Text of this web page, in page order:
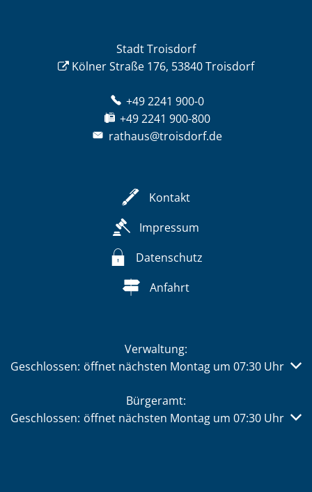
Stadt Troisdorf
Kölner Straße 176, 53840 Troisdorf
+49 2241 900-0
+49 2241 900-800
rathaus@troisdorf.de
Kontakt
Impressum
Datenschutz
Anfahrt
Verwaltung:
Klicken, um weitere Öffnungs- oder Schließzeiten
Geschlossen: öffnet nächsten Montag um 07:30 Uhr
Bürgeramt:
Klicken, um weitere Öffnungs- oder Schließzeiten
Geschlossen: öffnet nächsten Montag um 07:30 Uhr